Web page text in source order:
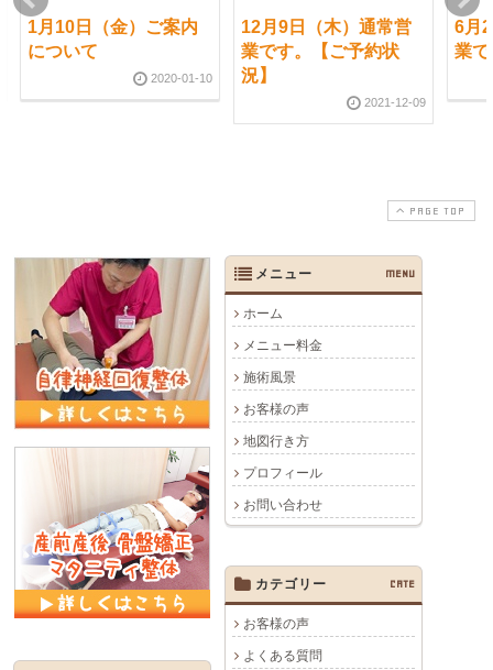
1月10日（金）ご案内
について
2020-01-10
12月9日（木）通常営
業です。【ご予約状
況】
2021-12-09
6月
業
PAGE TOP
メニュー MENU
ホーム
メニュー料金
施術風景
お客様の声
地図行き方
プロフィール
お問い合わせ
カテゴリー CATE
お客様の声
よくある質問